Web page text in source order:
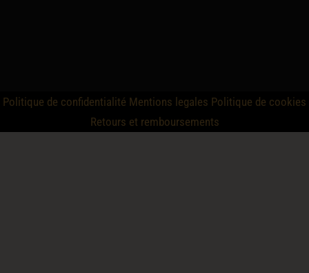
Politique de confidentialité Mentions legales Politique de cookies
Retours et remboursements